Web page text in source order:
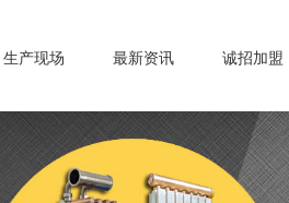
生产现场 最新资讯 诚招加盟